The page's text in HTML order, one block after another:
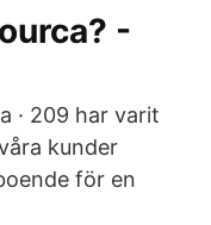
-
· 209 har varit
kunder
för en